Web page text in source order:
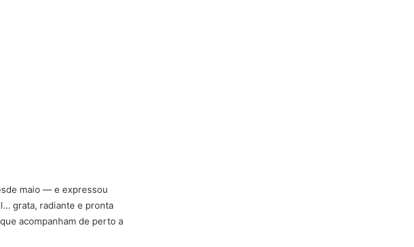
maio — e expressou
grata, radiante e pronta
acompanham de perto a